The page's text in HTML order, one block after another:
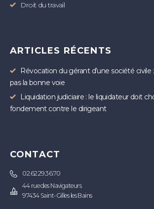
Droit du travail
ARTICLES RÉCENTS
Révocation du gérant d’une société civile
pas la bonne voie
Liquidation judiciaire : le liquidateur doit
fondement contre le dirigeant
CONTACT
02.62.29.36.70
44 rue des Navigateurs
97434 Saint-Gilles les Bains